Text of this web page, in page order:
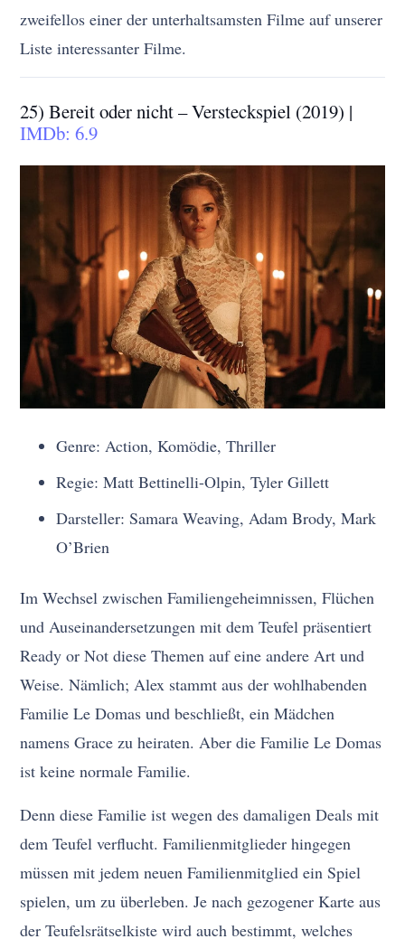
zweifellos einer der unterhaltsamsten Filme auf unserer
Liste interessanter Filme.
25) Bereit oder nicht – Versteckspiel (2019) |
IMDb: 6.9
Genre: Action, Komödie, Thriller
Regie: Matt Bettinelli-Olpin, Tyler Gillett
Darsteller: Samara Weaving, Adam Brody, Mark
O’Brien
Im Wechsel zwischen Familiengeheimnissen, Flüchen
und Auseinandersetzungen mit dem Teufel präsentiert
Ready or Not diese Themen auf eine andere Art und
Weise. Nämlich; Alex stammt aus der wohlhabenden
Familie Le Domas und beschließt, ein Mädchen
namens Grace zu heiraten. Aber die Familie Le Domas
ist keine normale Familie.
Denn diese Familie ist wegen des damaligen Deals mit
dem Teufel verflucht. Familienmitglieder hingegen
müssen mit jedem neuen Familienmitglied ein Spiel
spielen, um zu überleben. Je nach gezogener Karte aus
der Teufelsrätselkiste wird auch bestimmt, welches